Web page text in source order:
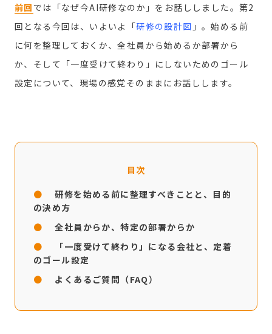
前回 では「なぜ今AI研修なのか」をお話ししました。第2
回となる今回は、いよいよ
「研修の設計図 」。始める前
に何を整理しておくか、全社員から始めるか部署から
か、そして「一度受けて終わり」にしないためのゴール
設定について、現場の感覚そのままにお話しします。
目次
研修を始める前に整理すべきことと、目的
の決め方
全社員からか、特定の部署からか
「一度受けて終わり」になる会社と、定着
のゴール設定
よくあるご質問（FAQ）